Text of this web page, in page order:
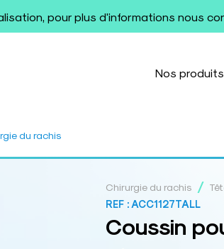
pour plus d'informations nous
Nos produits
du rachis
Chirurgie du rachis /
REF : ACC1127TALL
Coussin